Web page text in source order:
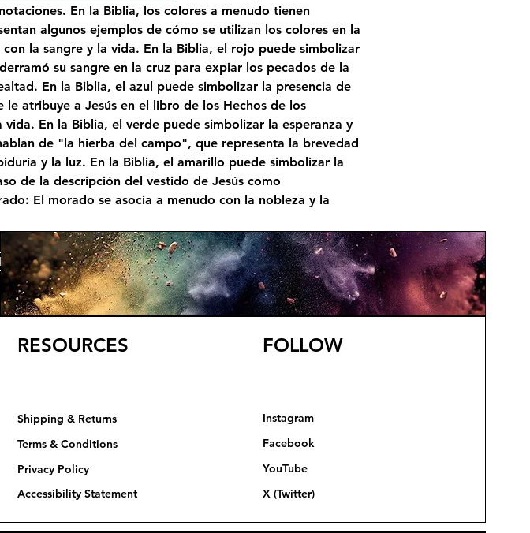
En la Biblia, los colores a menudo tienen
algunos ejemplos de cómo se utilizan los colores en la
la sangre y la vida. En la Biblia, el rojo puede simbolizar
su sangre en la cruz para expiar los pecados de la
En la Biblia, el azul puede simbolizar la presencia de
atribuye a Jesús en el libro de los Hechos de los
En la Biblia, el verde puede simbolizar la esperanza y
de "la hierba del campo", que representa la brevedad
y la luz. En la Biblia, el amarillo puede simbolizar la
de la descripción del vestido de Jesús como
El morado se asocia a menudo con la nobleza y la
HELP CENTER
RESOURCES
Shipping & Returns
Terms & Conditions
Privacy Policy​​​
Accessibility Statement
FOLLOW
Instagram
Facebook
YouTube
X (Twitter)